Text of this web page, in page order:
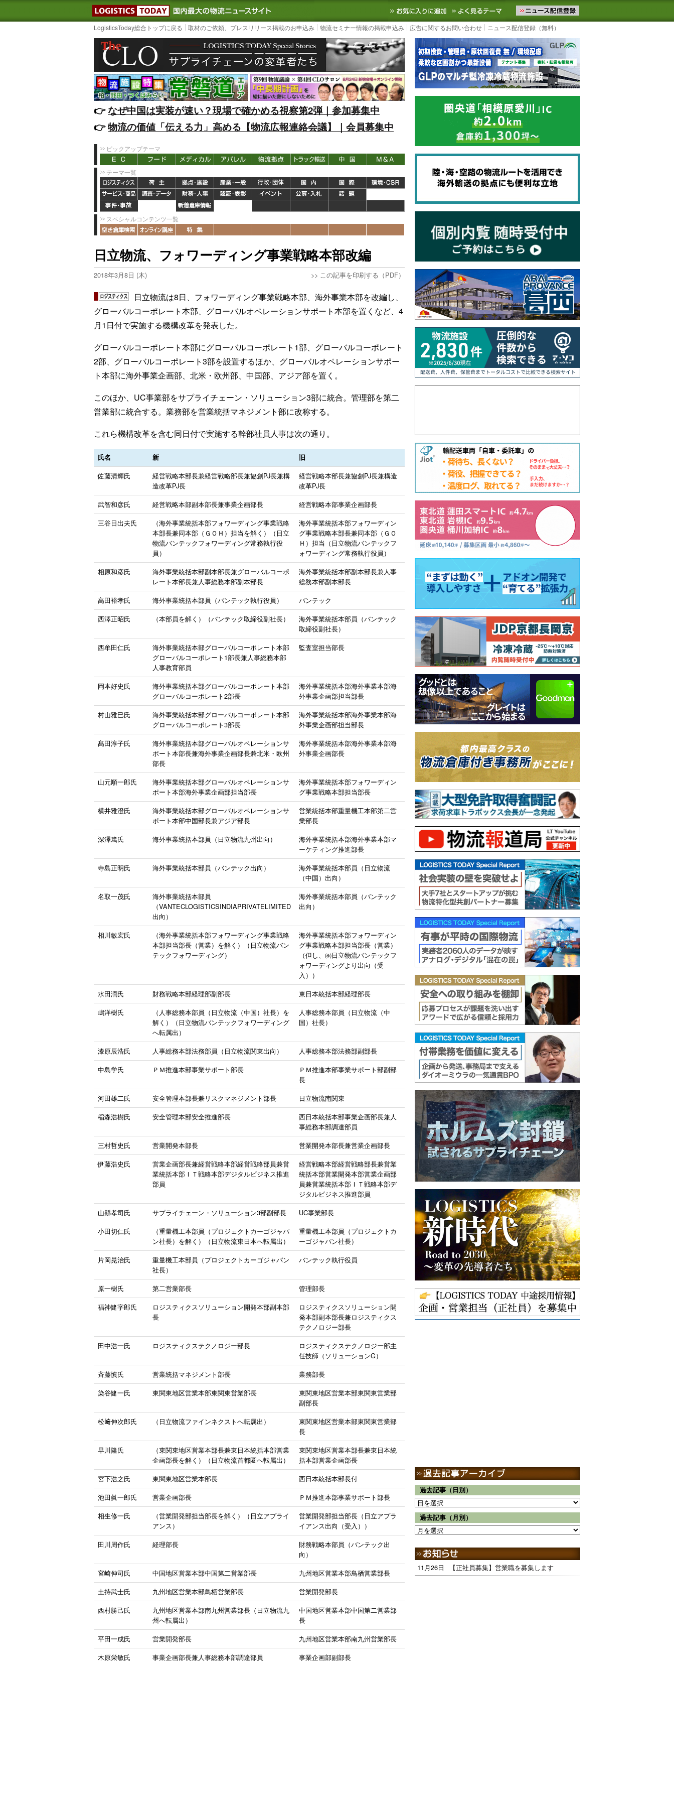
LOGISTICS TODAY｜国内最大の物流ニュースサイト3PL, SCMなど国内外の最新の物流ニュースをお届けします。物流ニュースメール配信を登録す
お気に入りに追加 よく見るテーマ
LogisticsToday総合トップに戻る 取材のご依頼、プレスリリース掲載のお申込み 物流セミナー情報の掲載申込み 広告に関するお問い合わせ ニュース配信登録（無料）
👉️なぜ中国は実装が速い？現場で確かめる視察第2弾｜参加募集中
👉️物流の価値「伝える力」高める【物流広報連絡会議】｜会員募集中
ピックアップテーマ
テーマ一覧
スペシャルコンテンツ一覧
日立物流、フォワーディング事業戦略本部改編
2018年3月8日 (木) >> この記事を印刷する（PDF）
日立物流は8日、フォワーディング事業戦略本部、海外事業本部を改編し、
グローバルコーポレート本部、グローバルオペレーションサポート本部を置くなど、4
月1日付で実施する機構改革を発表した。
グローバルコーポレート本部にグローバルコーポレート1部、グローバルコーポレート
2部、グローバルコーポレート3部を設置するほか、グローバルオペレーションサポー
ト本部に海外事業企画部、北米・欧州部、中国部、アジア部を置く。
このほか、UC事業部をサプライチェーン・ソリューション3部に統合。管理部を第二
営業部に統合する。業務部を営業統括マネジメント部に改称する。
これら機構改革を含む同日付で実施する幹部社員人事は次の通り。
氏名 新 旧
佐藤清輝氏
経営戦略本部長兼経営戦略部長兼協創PJ長兼構
造改革PJ長
経営戦略本部長兼協創PJ長兼構造
改革PJ長
武智和彦氏
経営戦略本部副本部長兼事業企画部長
経営戦略本部事業企画部長
三谷日出夫氏
（海外事業統括本部フォワーディング事業戦略
本部長兼同本部（ＧＯＨ）担当を解く）（日立
物流バンテックフォワーディング常務執行役
員）
海外事業統括本部フォワーディン
グ事業戦略本部長兼同本部（ＧＯ
Ｈ）担当（日立物流バンテックフ
ォワーディング常務執行役員）
相原和彦氏
海外事業統括本部副本部長兼グローバルコーポ
レート本部長兼人事総務本部副本部長
海外事業統括本部副本部長兼人事
総務本部副本部長
高田裕孝氏
海外事業統括本部員（バンテック執行役員）
バンテック
西澤正昭氏
（本部員を解く）（バンテック取締役副社長）
海外事業統括本部員（バンテック
取締役副社長）
西牟田仁氏
海外事業統括本部グローバルコーポレート本部
グローバルコーポレート1部長兼人事総務本部
人事教育部員
監査室担当部長
岡本好史氏
海外事業統括本部グローバルコーポレート本部
グローバルコーポレート2部長
海外事業統括本部海外事業本部海
外事業企画部担当部長
村山雅巳氏
海外事業統括本部グローバルコーポレート本部
グローバルコーポレート3部長
海外事業統括本部海外事業本部海
外事業企画部担当部長
髙田淳子氏
海外事業統括本部グローバルオペレーションサ
ポート本部長兼海外事業企画部長兼北米・欧州
部長
海外事業統括本部海外事業本部海
外事業企画部長
山元順一郎氏
海外事業統括本部グローバルオペレーションサ
ポート本部海外事業企画部担当部長
海外事業統括本部フォワーディン
グ事業戦略本部担当部長
横井雅澄氏
海外事業統括本部グローバルオペレーションサ
ポート本部中国部長兼アジア部長
営業統括本部重量機工本部第二営
業部長
深澤篤氏
海外事業統括本部員（日立物流九州出向）
海外事業統括本部海外事業本部マ
ーケティング推進部長
寺島正明氏
海外事業統括本部員（バンテック出向）
海外事業統括本部員（日立物流
（中国）出向）
名取一茂氏
海外事業統括本部員
（VANTECLOGISTICSINDIAPRIVATELIMITED
出向）
海外事業統括本部員（バンテック
出向）
相川敏宏氏
（海外事業統括本部フォワーディング事業戦略
本部担当部長（営業）を解く）（日立物流バン
テックフォワーディング）
海外事業統括本部フォワーディン
グ事業戦略本部担当部長（営業）
（但し、㈱日立物流バンテックフ
ォワーディングより出向（受
入））
水田潤氏
財務戦略本部経理部副部長
東日本統括本部経理部長
嶋洋樹氏
（人事総務本部員（日立物流（中国）社長）を
解く）（日立物流バンテックフォワーディング
へ転属出）
人事総務本部員（日立物流（中
国）社長）
漆原辰浩氏 人事総務本部法務部員（日立物流関東出向）
人事総務本部法務部副部長
中島学氏
ＰＭ推進本部事業サポート部長
ＰＭ推進本部事業サポート部副部
長
河田雄二氏
安全管理本部長兼リスクマネジメント部長
日立物流南関東
稲森浩樹氏
安全管理本部安全推進部長
西日本統括本部事業企画部長兼人
事総務本部調達部員
三村哲史氏
営業開発本部長
営業開発本部長兼営業企画部長
伊藤浩史氏
営業企画部長兼経営戦略本部経営戦略部員兼営
業統括本部ＩＴ戦略本部デジタルビジネス推進
部員
経営戦略本部経営戦略部長兼営業
統括本部営業開発本部営業企画部
員兼営業統括本部ＩＴ戦略本部デ
ジタルビジネス推進部員
山縣孝司氏
サプライチェーン・ソリューション3部副部長
UC事業部長
小田切仁氏
（重量機工本部員（プロジェクトカーゴジャパ
ン社長）を解く）（日立物流東日本へ転属出）
重量機工本部員（プロジェクトカ
ーゴジャパン社長）
片岡晃治氏
重量機工本部員（プロジェクトカーゴジャパン
社長）
バンテック執行役員
原一樹氏 第二営業部長
管理部長
福神健字郎氏
ロジスティクスソリューション開発本部副本部
長
ロジスティクスソリューション開
発本部副本部長兼ロジスティクス
テクノロジー部長
田中浩一氏
ロジスティクステクノロジー部長
ロジスティクステクノロジー部主
任技師（ソリューションG）
斉藤慎氏
営業統括マネジメント部長
業務部長
染谷健一氏
東関東地区営業本部東関東営業部長
東関東地区営業本部東関東営業部
副部長
松﨑伸次郎氏
（日立物流ファインネクストへ転属出）
東関東地区営業本部東関東営業部
長
早川隆氏
（東関東地区営業本部長兼東日本統括本部営業
企画部長を解く）（日立物流首都圏へ転属出）
東関東地区営業本部長兼東日本統
括本部営業企画部長
宮下浩之氏
東関東地区営業本部長
西日本統括本部長付
池田眞一郎氏
営業企画部長
ＰＭ推進本部事業サポート部長
相生修一氏
（営業開発部担当部長を解く）（日立アプライ
アンス）
営業開発部担当部長（日立アプラ
イアンス出向（受入））
田川周作氏
経理部長
財務戦略本部員（バンテック出
向）
宮崎伸司氏
中国地区営業本部中国第二営業部長
九州地区営業本部鳥栖営業部長
土持武士氏
九州地区営業本部鳥栖営業部長
営業開発部長
西村勝己氏
九州地区営業本部南九州営業部長（日立物流九
州へ転属出）
中国地区営業本部中国第二営業部
長
平田一成氏
営業開発部長
九州地区営業本部南九州営業部長
木原栄敏氏
事業企画部長兼人事総務本部調達部員 事業企画部副部長
過去記事（日別）
過去記事（月別）
11月26日 【正社員募集】営業職を募集します